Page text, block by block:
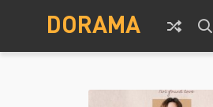
DORAMA
Авторизация